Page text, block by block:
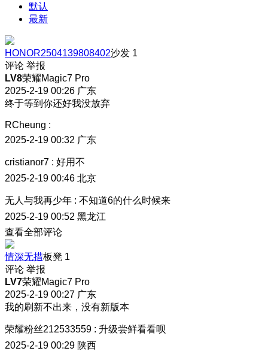
默认
最新
HONOR2504139808402沙发 1
评论 举报
LV8荣耀Magic7 Pro
2025-2-19 00:26 广东
终于等到你还好我没放弃
RCheung :
2025-2-19 00:32 广东
cristianor7 : 好用不
2025-2-19 00:46 北京
无人与我再少年 : 不知道6的什么时候来
2025-2-19 00:52 黑龙江
查看全部评论
情深无措板凳 1
评论 举报
LV7荣耀Magic7 Pro
2025-2-19 00:27 广东
我的刷新不出来，没有新版本
荣耀粉丝212533559 : 升级尝鲜看看呗
2025-2-19 00:29 陕西